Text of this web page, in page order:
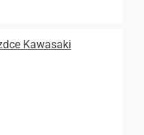
Kawasaki